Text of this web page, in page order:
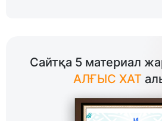
Сайтқа 5 материал
АЛҒЫС ХАТ